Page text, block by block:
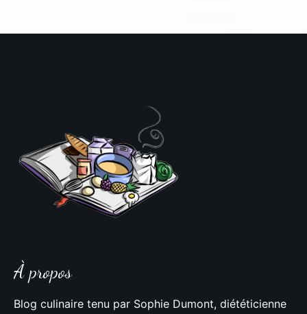
À propos
Blog culinaire tenu par Sophie Dumont, diététicienne